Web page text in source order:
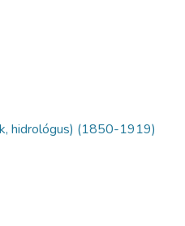
hidrológus) (1850-1919)